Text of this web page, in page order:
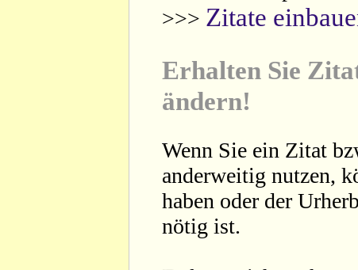
>>> Zitate
Erhalten Sie
ändern!
Wenn Sie ein Zitat
anderweitig nutzen,
haben oder der
nötig ist.